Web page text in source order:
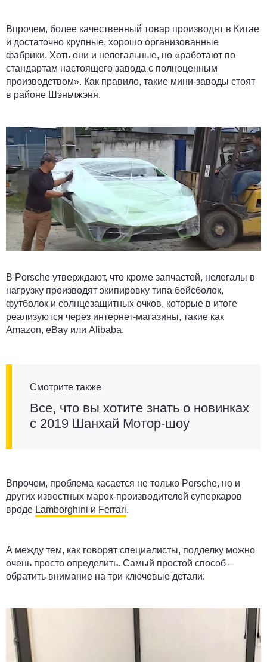
Впрочем, более качественный товар производят в Китае
и достаточно крупные, хорошо организованные
фабрики. Хоть они и нелегальные, но «работают по
стандартам настоящего завода с полноценным
производством». Как правило, такие мини-заводы стоят
в районе Шэньчжэня.
В Porsche утверждают, что кроме запчастей, нелегалы в
нагрузку производят экипировку типа бейсболок,
футболок и солнцезащитных очков, которые в итоге
реализуются через интернет-магазины, такие как
Amazon, eBay или Alibaba.
Смотрите также
Все, что вы хотите знать о новинках
с 2019 Шанхай Мотор-шоу
Впрочем, проблема касается не только Porsche, но и
других известных марок-производителей суперкаров
вроде Lamborghini и Ferrari.
А между тем, как говорят специалисты, подделку можно
очень просто определить. Самый простой способ –
обратить внимание на три ключевые детали: